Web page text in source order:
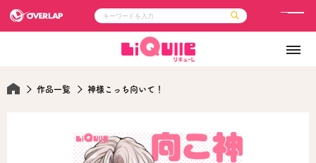
LiQulle
ラブパルフェ
ライトノベル
企業
会社概要
採用情報
アクセス
オーバーラップホールディングス
オーバーラップ文庫
メ
作品一覧 神様こっち向いて！